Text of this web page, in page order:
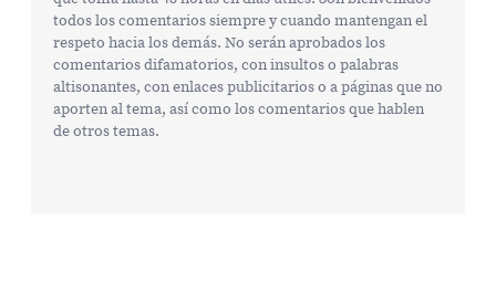
todos los comentarios siempre y cuando mantengan el
respeto hacia los demás. No serán aprobados los
comentarios difamatorios, con insultos o palabras
altisonantes, con enlaces publicitarios o a páginas que no
aporten al tema, así como los comentarios que hablen
de otros temas.